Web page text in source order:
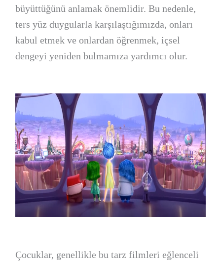
büyüttüğünü anlamak önemlidir. Bu nedenle,
ters yüz duygularla karşılaştığımızda, onları
kabul etmek ve onlardan öğrenmek, içsel
dengeyi yeniden bulmamıza yardımcı olur.
Çocuklar, genellikle bu tarz filmleri eğlenceli